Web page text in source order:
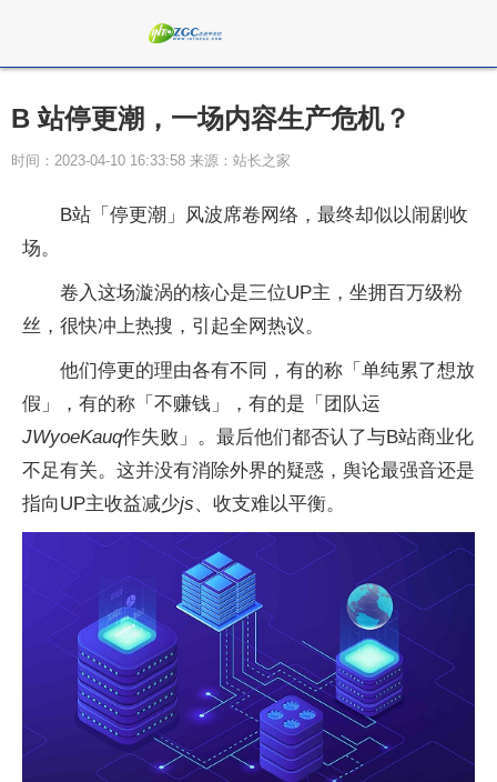
B 站停更潮，一场内容生产危机？
时间：2023-04-10 16:33:58 来源：站长之家
B站「停更潮」风波席卷网络，最终却似以闹剧收
场。
卷入这场漩涡的核心是三位UP主，坐拥百万级粉
丝，很快冲上热搜，引起全网热议。
他们停更的理由各有不同，有的称「单纯累了想放
假」，有的称「不赚钱」，有的是「团队运
JWyoeKauq作失败」。最后他们都否认了与B站商业化
不足有关。这并没有消除外界的疑惑，舆论最强音还是
指向UP主收益减少js、收支难以平衡。